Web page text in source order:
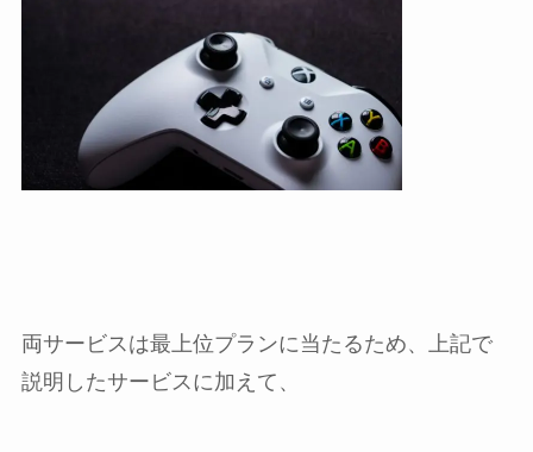
両サービスは最上位プランに当たるため、上記で
説明したサービスに加えて、